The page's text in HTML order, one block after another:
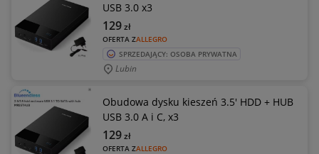
USB 3.0 x3
OFERTA ZALLEGRO
129zł
SPRZEDAJĄCY: OSOBA PRYWATNA
Lubin
Obudowa dysku kieszeń 3.5' HDD + HUB
USB 3.0 A i C, x3
OFERTA ZALLEGRO
129zł